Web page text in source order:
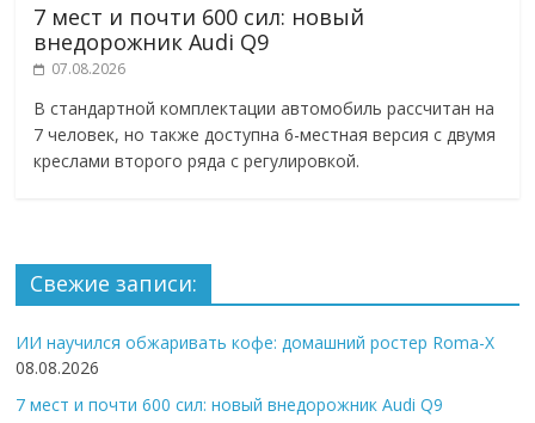
7 мест и почти 600 сил: новый
внедорожник Audi Q9
07.08.2026
В стандартной комплектации автомобиль рассчитан на
7 человек, но также доступна 6-местная версия с двумя
креслами второго ряда с регулировкой.
Свежие записи:
ИИ научился обжаривать кофе: домашний ростер Roma-X
08.08.2026
7 мест и почти 600 сил: новый внедорожник Audi Q9